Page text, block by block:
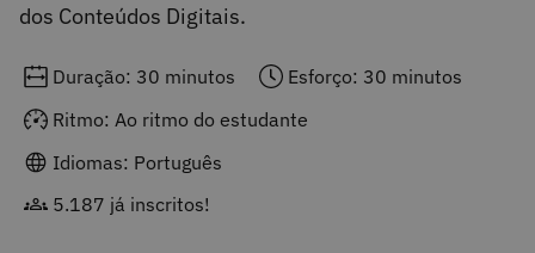
dos Conteúdos Digitais.
Duração: 30 minutos
Esforço: 30 minutos
Ritmo: Ao ritmo do estudante
Idiomas: Português
5.187 já inscritos!